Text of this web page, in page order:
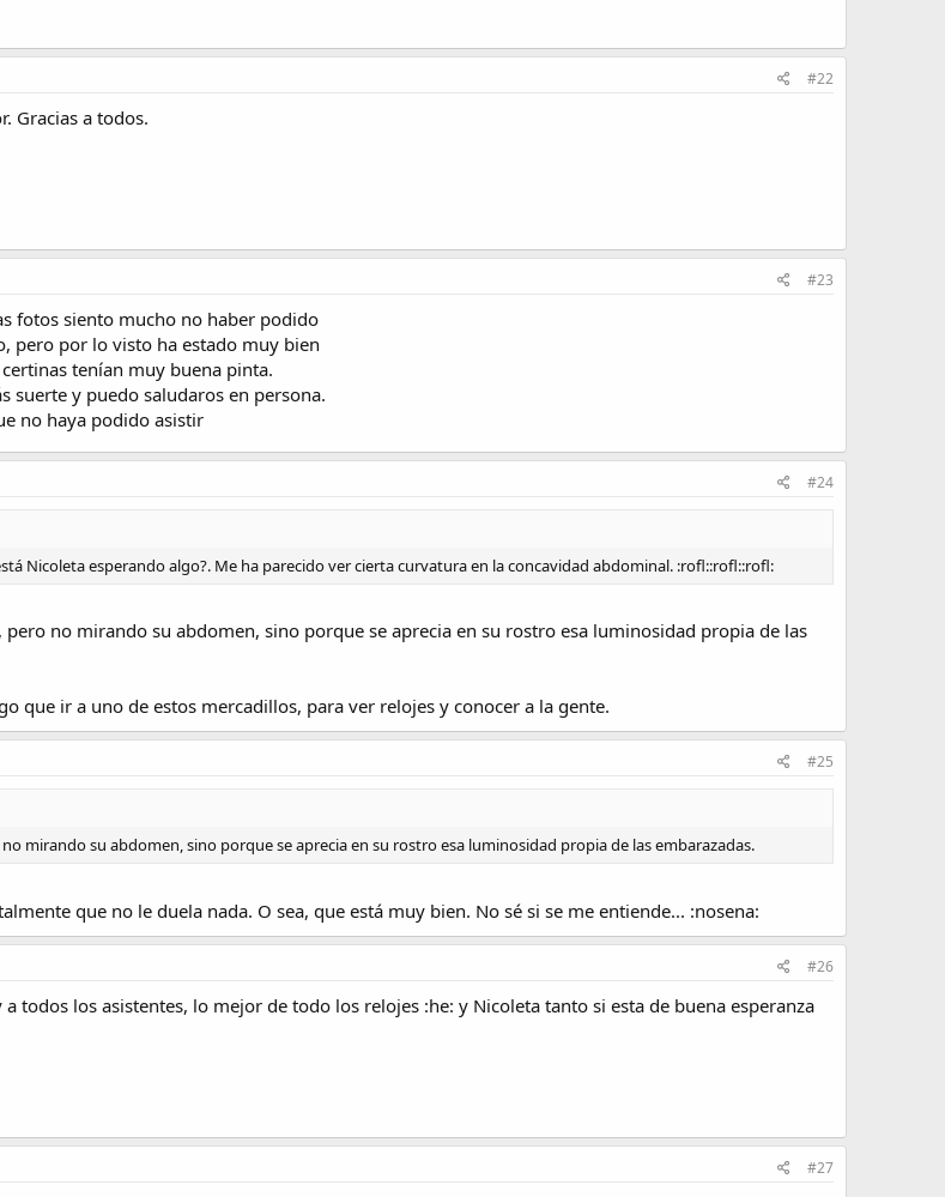
#22
Gracias a todos.
#23
fotos siento mucho no haber podido
pero por lo visto ha estado muy bien
tenían muy buena pinta.
suerte y puedo saludaros en persona.
no haya podido asistir
#24
Nicoleta esperando algo?. Me ha parecido ver cierta curvatura en la concavidad abdominal. :rofl::rofl::rofl:
pero no mirando su abdomen, sino porque se aprecia en su rostro esa luminosidad propia de las
que ir a uno de estos mercadillos, para ver relojes y conocer a la gente.
#25
mirando su abdomen, sino porque se aprecia en su rostro esa luminosidad propia de las embarazadas.
que no le duela nada. O sea, que está muy bien. No sé si se me entiende... :nosena:
#26
todos los asistentes, lo mejor de todo los relojes :he: y Nicoleta tanto si esta de buena esperanza
#27